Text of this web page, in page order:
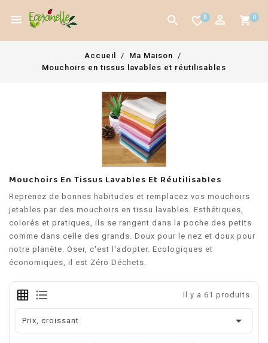
0

favorite_border0


Accueil
Ma Maison
Mouchoirs en tissus lavables et réutilisables
Mouchoirs En Tissus Lavables Et Réutilisables
Reprenez de bonnes habitudes et remplacez vos mouchoirs
jetables par des mouchoirs en tissu lavables. Esthétiques,
colorés et pratiques, ils se rangent dans la poche des petits
comme dans celle des grands. Doux pour le nez et doux pour
notre planète. Oser, c'est l'adopter. Ecologiques et
économiques, il est Zéro Déchets.
Il y a 61 produits.
Prix, croissant 